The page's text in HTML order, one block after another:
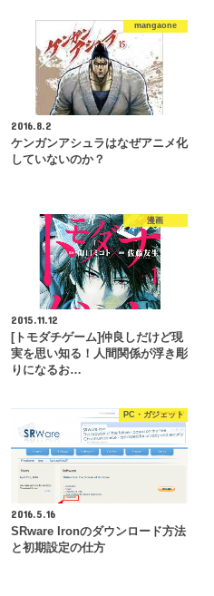
mangaone
2016.8.2
ケンガンアシュラはなぜアニメ化
していないのか？
漫画
2015.11.12
[トモダチゲーム]仲良しだけど現
実を思い知る！人間関係が浮き彫
りになるお…
PC・ガジェット
2016.5.16
SRware Ironのダウンロード方法
と初期設定の仕方